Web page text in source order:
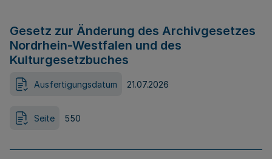
Gesetz zur Änderung des Archivgesetzes
Nordrhein-Westfalen und des
Kulturgesetzbuches
Ausfertigungsdatum 21.07.2026
Seite 550